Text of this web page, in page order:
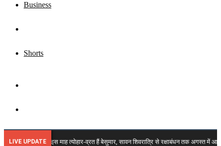
Business
Shorts
for
LIVE UPDATE
Tyohar: इस माह त्योहार-व्रत हैं बेसुमार, सावन शिवरात्रि से रक्षाबंधन तक अगस्त में आएंगे ये बड़े